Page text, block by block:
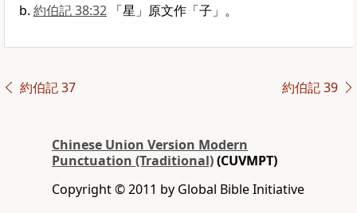
約伯記 38:32 「星」原文作「子」。
約伯記 37 約伯記 39
Chinese Union Version Modern
Punctuation (Traditional)(CUVMPT)
Copyright © 2011 by Global Bible Initiative